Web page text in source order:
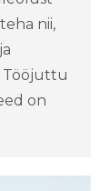
nii,
Tööjuttu
on